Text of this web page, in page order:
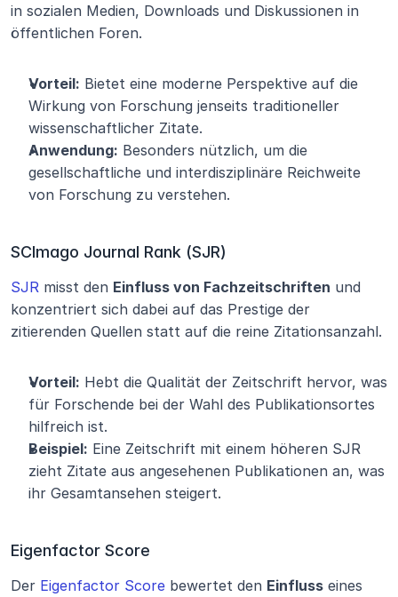
in sozialen Medien, Downloads und Diskussionen in
öffentlichen Foren.
Vorteil: Bietet eine moderne Perspektive auf die
Wirkung von Forschung jenseits traditioneller
wissenschaftlicher Zitate.
Anwendung: Besonders nützlich, um die
gesellschaftliche und interdisziplinäre Reichweite
von Forschung zu verstehen.
SCImago Journal Rank (SJR)
SJR misst den Einfluss von Fachzeitschriften und
konzentriert sich dabei auf das Prestige der
zitierenden Quellen statt auf die reine Zitationsanzahl.
Vorteil: Hebt die Qualität der Zeitschrift hervor, was
für Forschende bei der Wahl des Publikationsortes
hilfreich ist.
Beispiel: Eine Zeitschrift mit einem höheren SJR
zieht Zitate aus angesehenen Publikationen an, was
ihr Gesamtansehen steigert.
Eigenfactor Score
Der Eigenfactor Score bewertet den Einfluss eines